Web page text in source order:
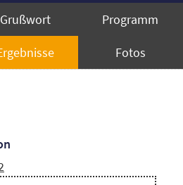
Grußwort Programm
Fotos